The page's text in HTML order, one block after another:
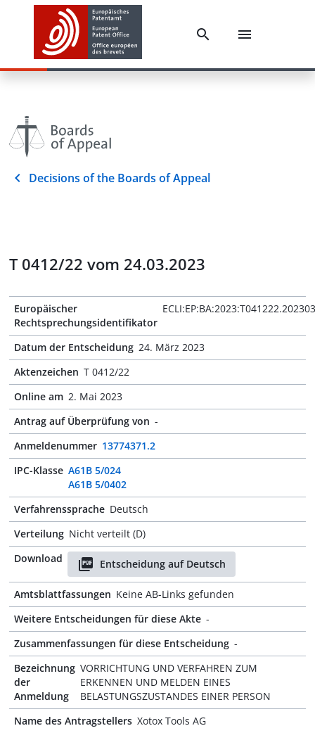
Decisions of the Boards of Appeal
T 0412/22 vom 24.03.2023
Europäischer
Rechtsprechungsidentifikator
Datum der Entscheidung 24. März 2023
Aktenzeichen T 0412/22
Online am 2. Mai 2023
Antrag auf Überprüfung von -
Anmeldenummer 13774371.2
IPC-Klasse A61B 5/024
A61B 5/0402
Verfahrenssprache Deutsch
Verteilung Nicht verteilt (D)
Download
Entscheidung auf Deutsch
Amtsblattfassungen Keine AB-Links gefunden
Weitere Entscheidungen für diese Akte -
Zusammenfassungen für diese Entscheidung -
Bezeichnung
der
Anmeldung
VORRICHTUNG UND VERFAHREN ZUM
ERKENNEN UND MELDEN EINES
BELASTUNGSZUSTANDES EINER PERSON
Name des Antragstellers Xotox Tools AG